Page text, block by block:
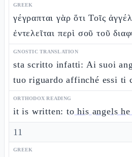
GREEK
γέγραπται γὰρ ὅτι Τοῖς
ἐντελεῖται περὶ σοῦ τοῦ
GNOSTIC TRANSLATION
sta scritto infatti: Ai suoi
tuo riguardo affinché essi ti
ORTHODOX READING
it is written:to his angels
11
GREEK